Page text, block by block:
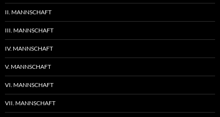
II. MANNSCHAFT
III. MANNSCHAFT
IV. MANNSCHAFT
V. MANNSCHAFT
VI. MANNSCHAFT
VII. MANNSCHAFT